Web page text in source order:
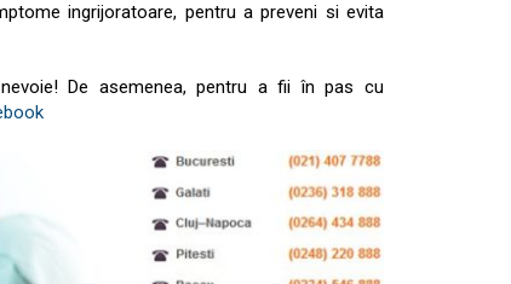
ingrijoratoare, pentru a preveni si evita
De asemenea, pentru a fii în pas cu